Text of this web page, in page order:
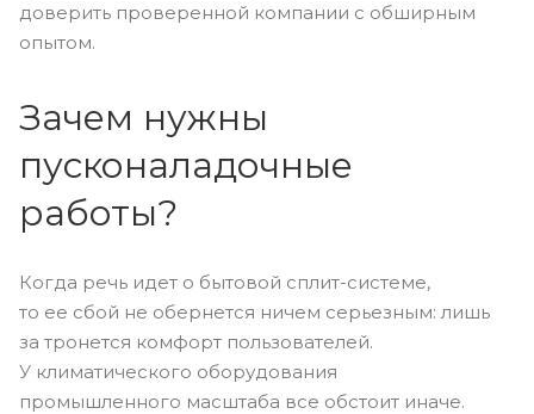
доверить проверенной компании с обширным
опытом.
Зачем нужны
пусконаладочные
работы?
Когда речь идет о бытовой сплит-системе,
то ее сбой не обернется ничем серьезным: лишь
за тронется комфорт пользователей.
У климатического оборудования
промышленного масштаба все обстоит иначе.